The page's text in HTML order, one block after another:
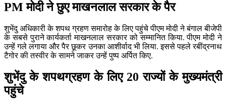
PM मोदी ने छुए माखनलाल सरकार के पैर
शुभेंदु अधिकारी के शपथ ग्रहण समारोह के लिए पहुंचे पीएम मोदी ने बंगाल बीजेपी
के सबसे पुराने कार्यकर्ता माखनलाल सरकार को सम्मानित किया. पीएम मोदी ने
उन्हें गले लगाया और पैर छूकर उनका आशीर्वाद भी लिया. इससे पहले रबींद्रनाथ
टैगोर की तस्वीर के सामने जाकर उन्हें पुष्प अर्पित किए.
शुभेंदु के शपथग्रहण के लिए 20 राज्यों के मुख्यमंत्री
पहुंचे